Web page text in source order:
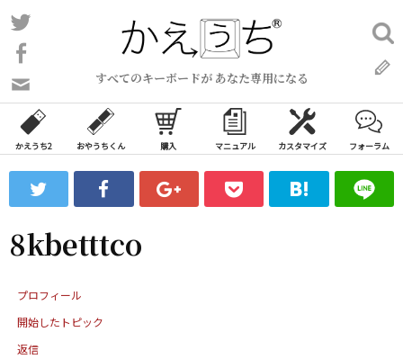
コ
ン
ン
ツ
ス
ッ
すべてのキーボードが あなた専用になる
い
合
わ
フ
ォ
ム
検
索:
かえうち2 おやうちくん 購入 マニュアル カスタマイズ フォーラム
8kbetttco
プロフィール
開始したトピック
返信